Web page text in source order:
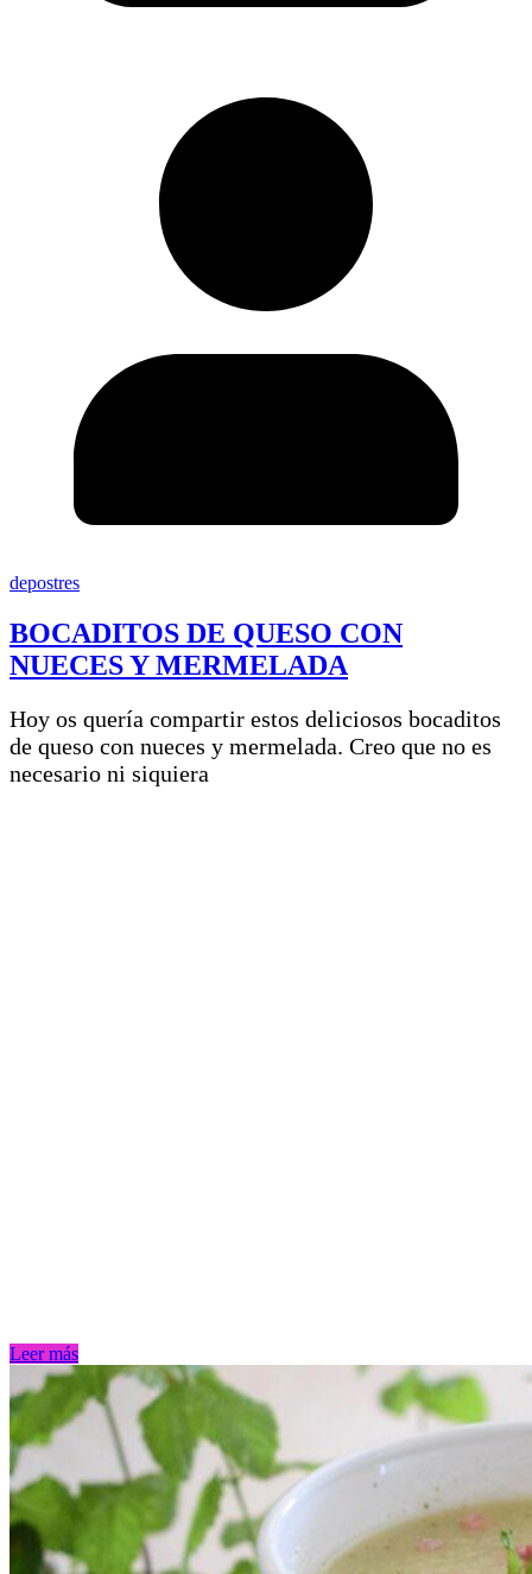
depostres
BOCADITOS DE QUESO CON
NUECES Y MERMELADA
Hoy os quería compartir estos deliciosos bocaditos
de queso con nueces y mermelada. Creo que no es
necesario ni siquiera
Leer más